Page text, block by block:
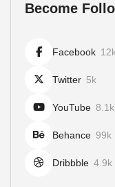
Become
Facebook
Twitter 5k
YouTube 8.1k
Behance 99k
Dribbble 4.9k